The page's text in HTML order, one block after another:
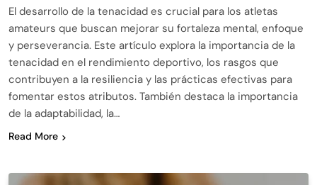
El desarrollo de la tenacidad es crucial para los atletas
amateurs que buscan mejorar su fortaleza mental, enfoque
y perseverancia. Este artículo explora la importancia de la
tenacidad en el rendimiento deportivo, los rasgos que
contribuyen a la resiliencia y las prácticas efectivas para
fomentar estos atributos. También destaca la importancia
de la adaptabilidad, la…
Read More